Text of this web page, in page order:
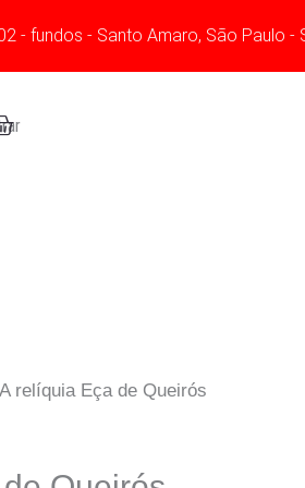
- fundos - Santo Amaro, São Paulo -
relíquia Eça de Queirós